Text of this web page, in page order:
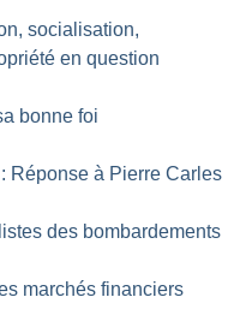
socialisation,
en question
bonne foi
Réponse à Pierre Carles
des bombardements
marchés financiers